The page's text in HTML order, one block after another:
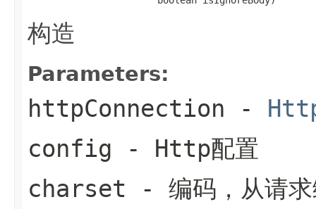
构造
Parameters:
httpConnection -
config - Http配置
charset - 编码，从请求